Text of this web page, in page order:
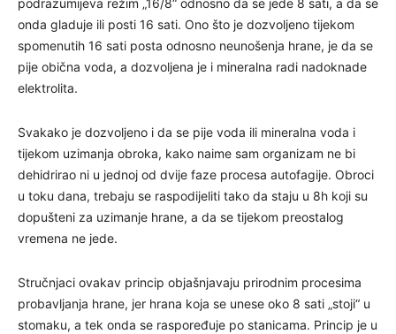
podrazumijeva režim „16/8“ odnosno da se jede 8 sati, a da se
onda gladuje ili posti 16 sati. Ono što je dozvoljeno tijekom
spomenutih 16 sati posta odnosno neunošenja hrane, je da se
pije obična voda, a dozvoljena je i mineralna radi nadoknade
elektrolita.
Svakako je dozvoljeno i da se pije voda ili mineralna voda i
tijekom uzimanja obroka, kako naime sam organizam ne bi
dehidrirao ni u jednoj od dvije faze procesa autofagije. Obroci
u toku dana, trebaju se raspodijeliti tako da staju u 8h koji su
dopušteni za uzimanje hrane, a da se tijekom preostalog
vremena ne jede.
Stručnjaci ovakav princip objašnjavaju prirodnim procesima
probavljanja hrane, jer hrana koja se unese oko 8 sati „stoji“ u
stomaku, a tek onda se raspoređuje po stanicama. Princip je u